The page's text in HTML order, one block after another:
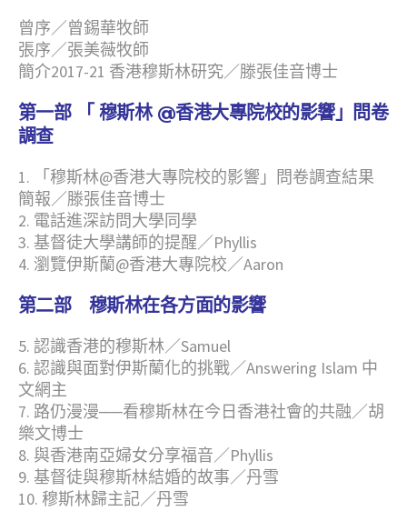
曾序／曾錫華牧師
張序／張美薇牧師
簡介2017-21 香港穆斯林研究／滕張佳音博士
第一部 「 穆斯林 @香港大專院校的影響」問卷
調查
1. 「穆斯林@香港大專院校的影響」問卷調查結果
簡報／滕張佳音博士
2. 電話進深訪問大學同學
3. 基督徒大學講師的提醒／Phyllis
4. 瀏覽伊斯蘭@香港大專院校／Aaron
第二部 穆斯林在各方面的影響
5. 認識香港的穆斯林／Samuel
6. 認識與面對伊斯蘭化的挑戰／Answering Islam 中
文網主
7. 路仍漫漫──看穆斯林在今日香港社會的共融／胡
樂文博士
8. 與香港南亞婦女分享福音／Phyllis
9. 基督徒與穆斯林結婚的故事／丹雪
10. 穆斯林歸主記／丹雪